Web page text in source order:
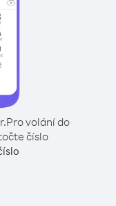
Pro volání do
číslo